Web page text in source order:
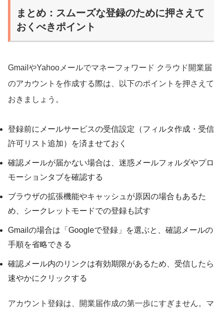
まとめ：スムーズな登録のために押さえて
おくべきポイント
GmailやYahooメールでマネーフォワード クラウド開業届
のアカウントを作成する際は、以下のポイントを押さえて
おきましょう。
登録前にメールサービスの受信設定（フィルタ作成・受信
許可リスト追加）を済ませておく
確認メールが届かない場合は、迷惑メールフォルダやプロ
モーションタブを確認する
ブラウザの拡張機能やキャッシュが原因の場合もあるた
め、シークレットモードでの登録も試す
Gmailの場合は「Googleで登録」を選ぶと、確認メールの
手順を省略できる
確認メール内のリンクは有効期限があるため、受信したら
速やかにクリックする
アカウント登録は、開業届作成の第一歩にすぎません。マ